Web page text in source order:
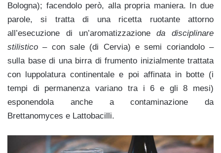
Bologna); facendolo però, alla propria maniera. In due
parole, si tratta di una ricetta ruotante attorno
all’esecuzione di un’aromatizzazioneda disciplinare
stilistico– con sale (di Cervia) e semi coriandolo –
sulla base di una birra di frumento inizialmente trattata
con luppolatura continentale e poi affinata in botte (i
tempi di permanenza variano tra i 6 e gli 8 mesi)
esponendola anche a contaminazione da
Brettanomyces e Lattobacilli.